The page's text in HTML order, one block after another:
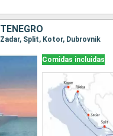
Split, Kotor, Dubrovnik
Comidas incluidas